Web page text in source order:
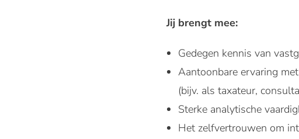
Jij brengt mee:
Gedegen kennis van
Aantoonbare ervaring
(bijv. als taxateur,
Sterke analytische
Het zelfvertrouwen om